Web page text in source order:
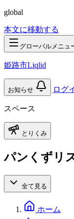
global
本文に移動する
グローバルメニュ
姫路市Liqlid
お知らせ ログ
スペース
とりくみ
パンくずリ
全て見る
ホーム